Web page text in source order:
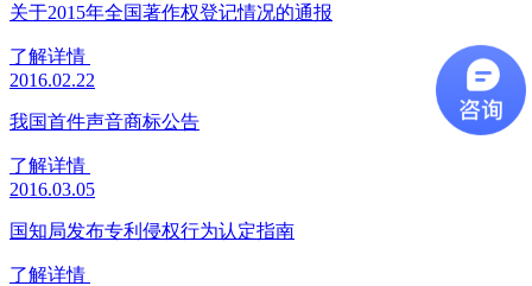
关于2015年全国著作权登记情况的通报
了解详情
2016.02.22
我国首件声音商标公告
了解详情
2016.03.05
国知局发布专利侵权行为认定指南
了解详情